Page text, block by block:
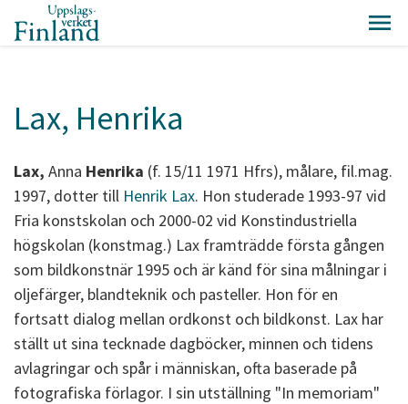
Lax, Henrika
Lax, Anna Henrika (f. 15/11 1971 Hfrs), målare, fil.mag.
1997, dotter till Henrik Lax. Hon studerade 1993-97 vid
Fria konstskolan och 2000-02 vid Konstindustriella
högskolan (konstmag.) Lax framträdde första gången
som bildkonstnär 1995 och är känd för sina målningar i
oljefärger, blandteknik och pasteller. Hon för en
fortsatt dialog mellan ordkonst och bildkonst. Lax har
ställt ut sina tecknade dagböcker, minnen och tidens
avlagringar och spår i människan, ofta baserade på
fotografiska förlagor. I sin utställning "In memoriam"